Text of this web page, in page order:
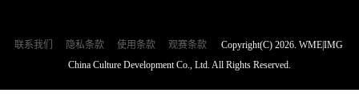
联系我们 隐私条款 使用条款 观赛条款
Copyright(C) 2026. WME|IMG
China Culture Development Co., Ltd. All Rights Reserved.